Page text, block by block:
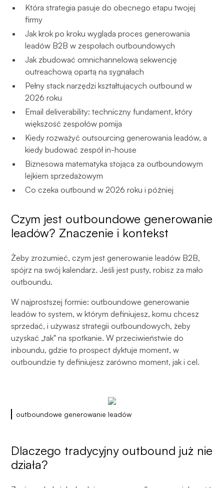
Która strategia pasuje do obecnego etapu twojej
firmy
Jak krok po kroku wygląda proces generowania
leadów B2B w zespołach outboundowych
Jak zbudować omnichannelową sekwencję
outreachową opartą na sygnałach
Pełny stack narzędzi kształtujących outbound w
2026 roku
Email deliverability: techniczny fundament, który
większość zespołów pomija
Kiedy rozważyć outsourcing generowania leadów, a
kiedy budować zespół in-house
Biznesowa matematyka stojąca za outboundowym
lejkiem sprzedażowym
Co czeka outbound w 2026 roku i później
Czym jest outboundowe generowanie
leadów? Znaczenie i kontekst
Żeby zrozumieć, czym jest generowanie leadów B2B,
spójrz na swój kalendarz. Jeśli jest pusty, robisz za mało
outboundu.
W najprostszej formie: outboundowe generowanie
leadów to system, w którym definiujesz, komu chcesz
sprzedać, i używasz strategii outboundowych, żeby
uzyskać „tak" na spotkanie. W przeciwieństwie do
inboundu, gdzie to prospect dyktuje moment, w
outboundzie ty definiujesz zarówno moment, jak i cel.
outboundowe generowanie leadów
Dlaczego tradycyjny outbound już nie
działa?